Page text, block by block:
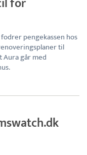
fodrer pengekassen hos
til
går med